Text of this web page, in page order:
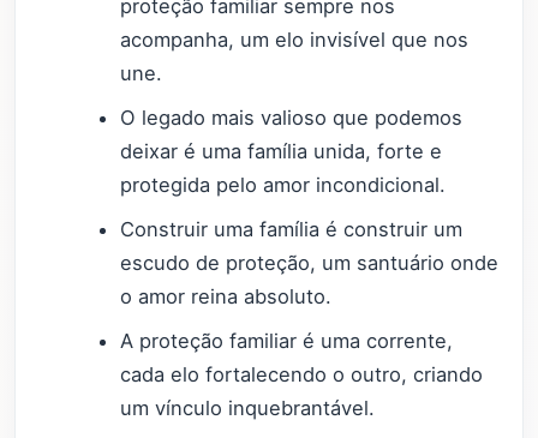
proteção familiar sempre nos
acompanha, um elo invisível que nos
une.
O legado mais valioso que podemos
deixar é uma família unida, forte e
protegida pelo amor incondicional.
Construir uma família é construir um
escudo de proteção, um santuário onde
o amor reina absoluto.
A proteção familiar é uma corrente,
cada elo fortalecendo o outro, criando
um vínculo inquebrantável.